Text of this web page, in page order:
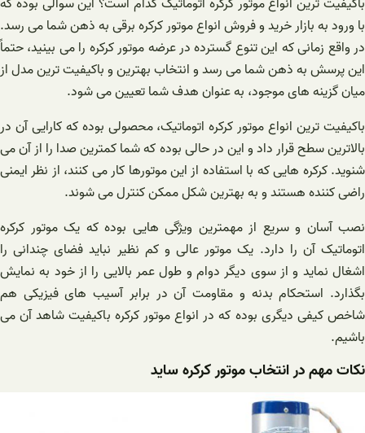
با ورود به بازار خرید و فروش انواع موتور کرکره برقی به ذهن شما می رسد.
در واقع زمانی که این تنوع گسترده در عرضه موتور کرکره را می بینید، حتماً
این پرسش به ذهن شما می رسد و انتخاب بهترین و باکیفیت ترین مدل از
میان گزینه های موجود، به عنوان هدف شما تعیین می شود.
باکیفیت ترین انواع موتور کرکره اتوماتیک، محصولی بوده که کارایی آن در
بالاترین سطح قرار داد و این در حالی بوده که شما کمترین صدا را از آن می
شنوید. کرکره هایی که با استفاده از این موتورها کار می کنند، از نظر ایمنی
راضی کننده هستند و به بهترین شکل ممکن کنترل می شوند.
نصب آسان و سریع از مهمترین ویژگی هایی بوده که یک موتور کرکره
اتوماتیک آن را دارد. یک موتور عالی و کم نظیر نباید فضای چندانی را
اشغال نماید و از سوی دیگر دوام و طول عمر بالایی را از خود به نمایش
بگذارد. استحکام بدنه و مقاومت آن در برابر آسیب های فیزیکی هم
شاخص کیفی دیگری بوده که در انواع موتور کرکره باکیفیت شاهد آن می
باشیم.
نکات مهم در انتخاب موتور کرکره ساید